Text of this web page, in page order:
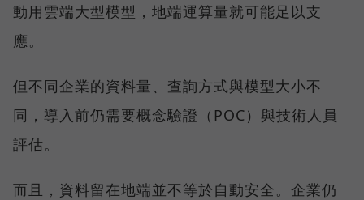
動用雲端大型模型，地端運算量就可能足以支
應。
但不同企業的資料量、查詢方式與模型大小不
同，導入前仍需要概念驗證（POC）與技術人員
評估。
而且，資料留在地端並不等於自動安全。企業仍